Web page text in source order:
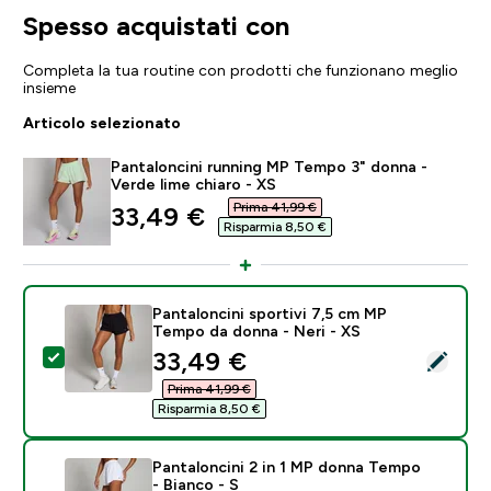
Spesso acquistati con
Completa la tua routine con prodotti che funzionano meglio
insieme
Articolo selezionato
Pantaloncini running MP Tempo 3" donna -
Verde lime chiaro - XS
discounted price
33,49 €‎
Prima 41,99 €‎
Risparmia 8,50 €‎
Seleziona questo prodotto - Pantaloncini sportivi 7,5
Pantaloncini sportivi 7,5 cm MP
Tempo da donna - Neri - XS
discounted price
33,49 €‎
Prima 41,99 €‎
Risparmia 8,50 €‎
Pantaloncini 2 in 1 MP donna Tempo
- Bianco - S